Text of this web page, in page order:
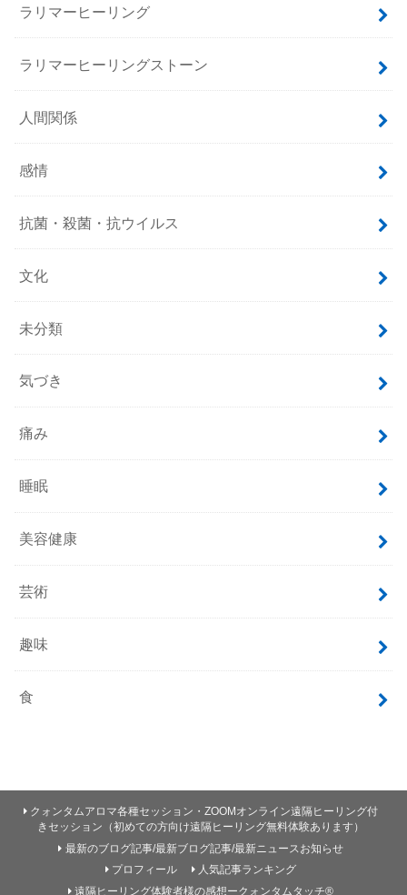
ラリマーヒーリング
ラリマーヒーリングストーン
人間関係
感情
抗菌・殺菌・抗ウイルス
文化
未分類
気づき
痛み
睡眠
美容健康
芸術
趣味
食
クォンタムアロマ各種セッション・ZOOMオンライン遠隔ヒーリング付
きセッション（初めての方向け遠隔ヒーリング無料体験あります）
最新のブログ記事/最新ブログ記事/最新ニュースお知らせ
プロフィール
人気記事ランキング
遠隔ヒーリング体験者様の感想ークォンタムタッチ®